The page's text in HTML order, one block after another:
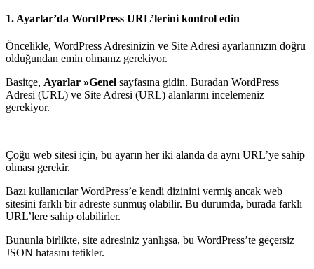
1. Ayarlar’da WordPress URL’lerini kontrol edin
Öncelikle, WordPress Adresinizin ve Site Adresi ayarlarınızın doğru
olduğundan emin olmanız gerekiyor.
Basitçe, Ayarlar »Genel sayfasına gidin. Buradan WordPress
Adresi (URL) ve Site Adresi (URL) alanlarını incelemeniz
gerekiyor.
Çoğu web sitesi için, bu ayarın her iki alanda da aynı URL’ye sahip
olması gerekir.
Bazı kullanıcılar WordPress’e kendi dizinini vermiş ancak web
sitesini farklı bir adreste sunmuş olabilir. Bu durumda, burada farklı
URL’lere sahip olabilirler.
Bununla birlikte, site adresiniz yanlışsa, bu WordPress’te geçersiz
JSON hatasını tetikler.